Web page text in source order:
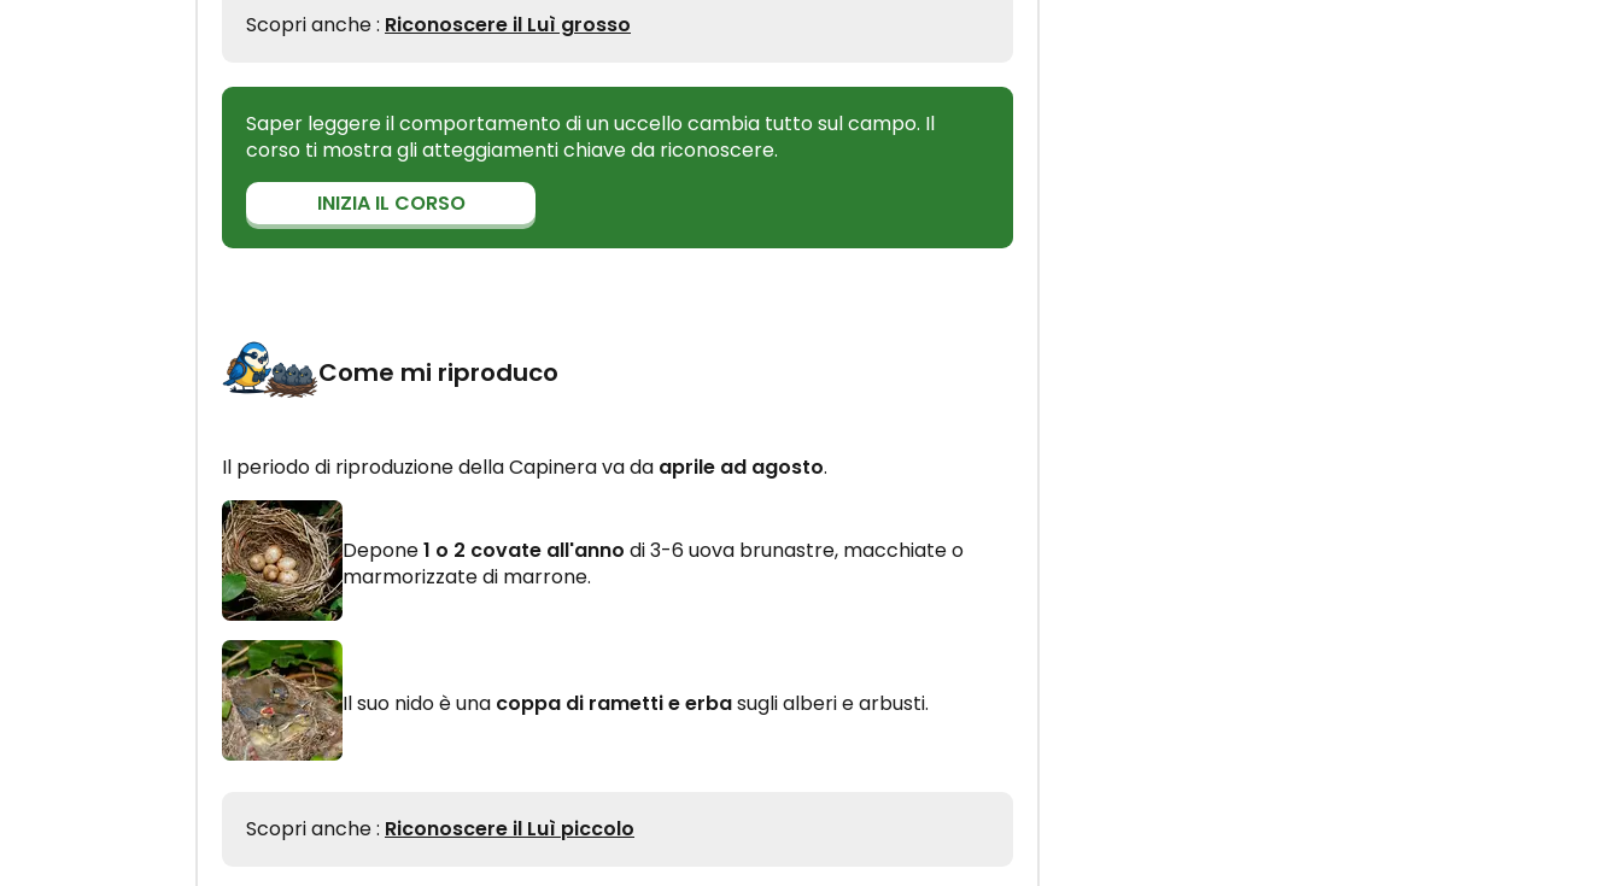
Scopri anche : Riconoscere il Luì grosso
Saper leggere il comportamento di un uccello cambia tutto sul campo. Il
corso ti mostra gli atteggiamenti chiave da riconoscere.
INIZIA IL CORSO
Come mi riproduco
Il periodo di riproduzione della Capinera va da aprile ad agosto.
Depone1 o 2 covate all'anno di 3-6 uova brunastre, macchiate o
marmorizzate di marrone.
Il suo nido è una coppa di rametti e erbasugli alberi e arbusti.
Scopri anche : Riconoscere il Luì piccolo